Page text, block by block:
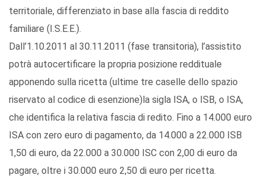
territoriale, differenziato in base alla fascia di reddito
familiare (I.S.E.E.).
Dall’1.10.2011 al 30.11.2011 (fase transitoria), l’assistito
potrà autocertificare la propria posizione reddituale
apponendo sulla ricetta (ultime tre caselle dello spazio
riservato al codice di esenzione)la sigla ISA, o ISB, o ISA,
che identifica la relativa fascia di redito. Fino a 14.000 euro
ISA con zero euro di pagamento, da 14.000 a 22.000 ISB
1,50 di euro, da 22.000 a 30.000 ISC con 2,00 di euro da
pagare, oltre i 30.000 euro 2,50 di euro per ricetta.